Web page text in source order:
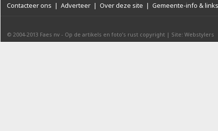
Contacteer ons | Adverteer | Over deze site | Gemeente-info & links
© 2004-2013 Faes nv - Op de artikels en foto’s rust copyright | Site: Webstylers